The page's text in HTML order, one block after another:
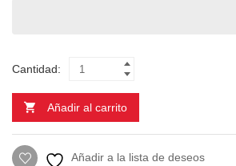
Cantidad:
Añadir al carrito
Añadir a la lista de deseos